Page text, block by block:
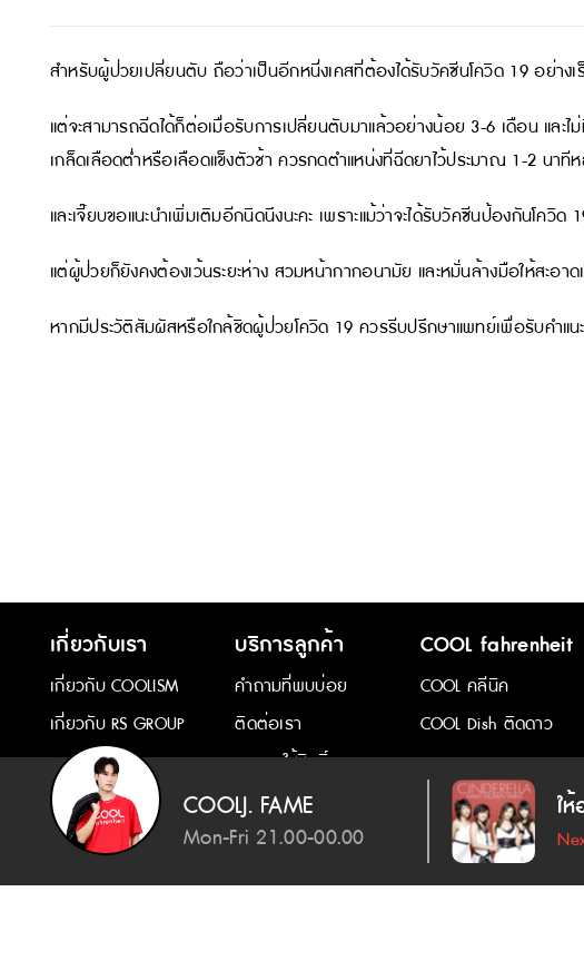
สำหรับผู้ป่วยเปลี่ยนตับ ถือว่าเป็นอีกหนึ่งเคสที่ต้องได้รับวัคซีนโควิด 19 อย่างเ
แต่จะสามารถฉีดได้ก็ต่อเมื่อรับการเปลี่ยนตับมาแล้วอย่างน้อย 3-6 เดือน และ
เกล็ดเลือดต่ำหรือเลือดแข็งตัวช้า ควรกดตำแหน่งที่ฉีดยาไว้ประมาณ 1-2 นาที
และเจี๊ยบขอแนะนำเพิ่มเติมอีกนิดนึงนะคะ เพราะแม้ว่าจะได้รับวัคซีนป้องกันโควิด
แต่ผู้ป่วยก็ยังคงต้องเว้นระยะห่าง สวมหน้ากากอนามัย และหมั่นล้างมือให้สะอาด
หากมีประวัติสัมผัสหรือใกล้ชิดผู้ป่วยโควิด 19 ควรรีบปรึกษาแพทย์เพื่อรับคำแน
เกี่ยวกับเรา
เกี่ยวกับ COOLISM
เกี่ยวกับ RS GROUP
บริการลูกค้า
คำถามที่พบบ่อย
ติดต่อเรา
การขอใช้สิทธิ์ของ
เจ้าของข้อมูล
COOL fahrenheit
COOL คลีนิค
COOL Dish ติดดาว
2026 Copyright : COOLISM Co., Ltd. All rights reserved.
ให้อภัยสักครั้งซินเดอเรลล่า
COOLJ. FAME
Mon-Fri 21.00-00.00
ใ